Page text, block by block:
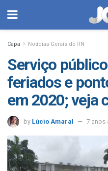
Capa Notícias Gerais do RN
Serviço
feriados e
em 2020; veja
by Lúcio Amaral 7 anos